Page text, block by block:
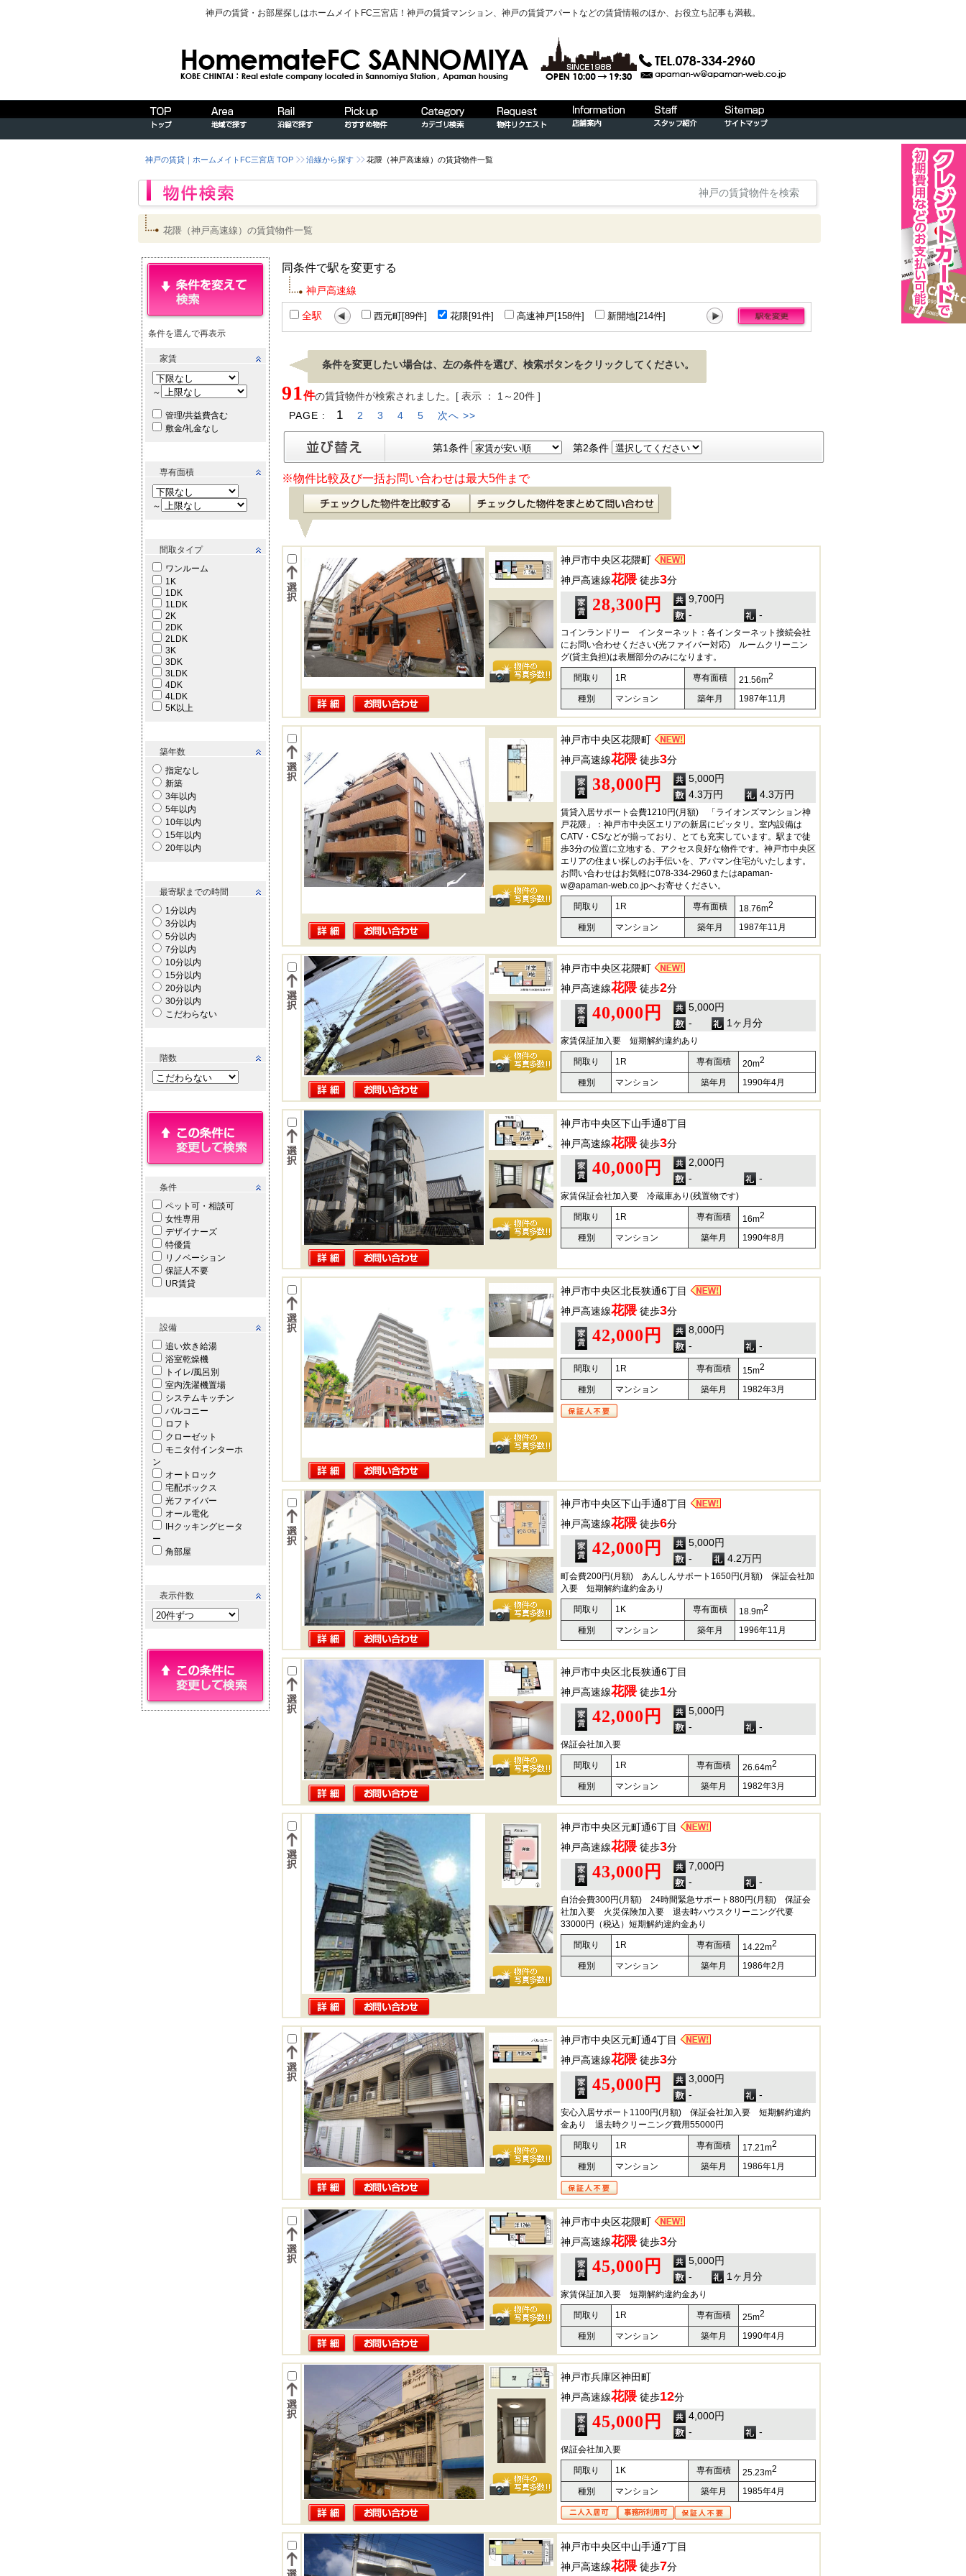
神戸の賃貸・お部屋探しはホームメイトFC三宮店！神戸の賃貸マンション、神戸の賃貸アパートなどの賃貸情報のほか、お役立ち記事も満載。
神戸の賃貸｜ホームメイトFC三宮店 TOP 沿線から探す 花隈（神戸高速線）の賃貸物件一覧
神戸の賃貸物件を検索
花隈（神戸高速線）の賃貸物件一覧
条件を選んで再表示
家賃
～
管理/共益費含む
敷金/礼金なし
専有面積
～
間取タイプ
ワンルーム
1K
1DK
1LDK
2K
2DK
2LDK
3K
3DK
3LDK
4DK
4LDK
5K以上
築年数
指定なし
新築
3年以内
5年以内
10年以内
15年以内
20年以内
最寄駅までの時間
1分以内
3分以内
5分以内
7分以内
10分以内
15分以内
20分以内
30分以内
こだわらない
階数
条件
ペット可・相談可
女性専用
デザイナーズ
特優賃
リノベーション
保証人不要
UR賃貸
設備
追い炊き給湯
浴室乾燥機
トイレ/風呂別
室内洗濯機置場
システムキッチン
バルコニー
ロフト
クローゼット
モニタ付インターホ
ン
オートロック
宅配ボックス
光ファイバー
オール電化
IHクッキングヒータ
ー
角部屋
表示件数
同条件で駅を変更する
神戸高速線
全駅 西元町[89件] 花隈[91件] 高速神戸[158件] 新開地[214件] 大開[120件] 高速長田[67件] 西代[9件]
条件を変更したい場合は、左の条件を選び、検索ボタンをクリックしてください。
91件の賃貸物件が検索されました。[ 表示 ： 1～20件 ]
PAGE :
1 2 3 4 5 次へ >>
第1条件 第2条件
※物件比較及び一括お問い合わせは最大5件まで
神戸市中央区花隈町
神戸高速線花隈徒歩3分
28,300円
9,700円
-
-
コインランドリー インターネット：各インターネット接続会社
にお問い合わせください(光ファイバー対応) ルームクリーニン
グ(貸主負担)は表層部分のみになります。
間取り 1R 専有面積 21.56m2
種別 マンション 築年月 1987年11月
神戸市中央区花隈町
神戸高速線花隈徒歩3分
38,000円
5,000円
4.3万円
4.3万円
賃貸入居サポート会費1210円(月額) 「ライオンズマンション神
戸花隈」：神戸市中央区エリアの新居にピッタリ。室内設備は
CATV・CSなどが揃っており、とても充実しています。駅まで徒
歩3分の位置に立地する、アクセス良好な物件です。神戸市中央区
エリアの住まい探しのお手伝いを、アパマン住宅がいたします。
お問い合わせはお気軽に078-334-2960またはapaman-
w@apaman-web.co.jpへお寄せください。
間取り 1R 専有面積 18.76m2
種別 マンション 築年月 1987年11月
神戸市中央区花隈町
神戸高速線花隈徒歩2分
40,000円
5,000円
-
1ヶ月分
家賃保証加入要 短期解約違約あり
間取り 1R 専有面積 20m2
種別 マンション 築年月 1990年4月
神戸市中央区下山手通8丁目
神戸高速線花隈徒歩3分
40,000円
2,000円
-
-
家賃保証会社加入要 冷蔵庫あり(残置物です)
間取り 1R 専有面積 16m2
種別 マンション 築年月 1990年8月
神戸市中央区北長狭通6丁目
神戸高速線花隈徒歩3分
42,000円
8,000円
-
-
間取り 1R 専有面積 15m2
種別 マンション 築年月 1982年3月
神戸市中央区下山手通8丁目
神戸高速線花隈徒歩6分
42,000円
5,000円
-
4.2万円
町会費200円(月額) あんしんサポート1650円(月額) 保証会社加
入要 短期解約違約金あり
間取り 1K 専有面積 18.9m2
種別 マンション 築年月 1996年11月
神戸市中央区北長狭通6丁目
神戸高速線花隈徒歩1分
42,000円
5,000円
-
-
保証会社加入要
間取り 1R 専有面積 26.64m2
種別 マンション 築年月 1982年3月
神戸市中央区元町通6丁目
神戸高速線花隈徒歩3分
43,000円
7,000円
-
-
自治会費300円(月額) 24時間緊急サポート880円(月額) 保証会
社加入要 火災保険加入要 退去時ハウスクリーニング代要
33000円（税込）短期解約違約金あり
間取り 1R 専有面積 14.22m2
種別 マンション 築年月 1986年2月
神戸市中央区元町通4丁目
神戸高速線花隈徒歩3分
45,000円
3,000円
-
-
安心入居サポート1100円(月額) 保証会社加入要 短期解約違約
金あり 退去時クリーニング費用55000円
間取り 1R 専有面積 17.21m2
種別 マンション 築年月 1986年1月
神戸市中央区花隈町
神戸高速線花隈徒歩3分
45,000円
5,000円
-
1ヶ月分
家賃保証加入要 短期解約違約金あり
間取り 1R 専有面積 25m2
種別 マンション 築年月 1990年4月
神戸市兵庫区神田町
神戸高速線花隈徒歩12分
45,000円
4,000円
-
-
保証会社加入要
間取り 1K 専有面積 25.23m2
種別 マンション 築年月 1985年4月
神戸市中央区中山手通7丁目
神戸高速線花隈徒歩7分